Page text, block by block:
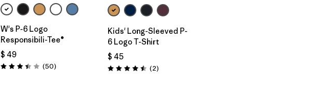
W's P-6 Logo
Responsibili-Tee®
$ 49
Valoración: 3.4 / 5
(50Comentarios
)
Kids' Long-Sleeved P-
6 Logo T-Shirt
$ 45
Valoración: 4.5 / 5
(2Comentarios
)